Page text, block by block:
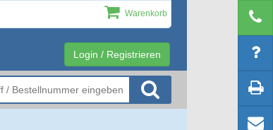
Login / Registrieren
Warenkorb